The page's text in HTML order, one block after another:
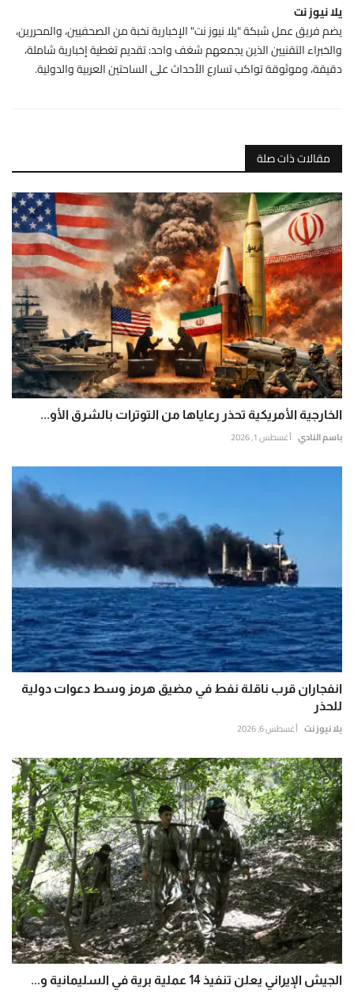
يلا نيوز نت
يضم فريق عمل شبكة "يلا نيوز نت" الإخبارية نخبة من الصحفيين، والمحررين،
والخبراء التقنيين الذين يجمعهم شغف واحد: تقديم تغطية إخبارية شاملة،
دقيقة، وموثوقة تواكب تسارع الأحداث على الساحتين العربية والدولية.
مقالات ذات صلة
الخارجية الأمريكية تحذر رعاياها من التوترات بالشرق الأو...
باسم النادي أغسطس 1, 2026
انفجاران قرب ناقلة نفط في مضيق هرمز وسط دعوات دولية
للحذر
يلا نيوز نت أغسطس 6, 2026
الجيش الإيراني يعلن تنفيذ 14 عملية برية في السليمانية و...